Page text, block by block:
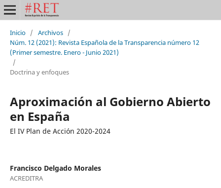
Inicio / Archivos /
Núm. 12 (2021): Revista Española de la Transparencia número 12
(Primer semestre. Enero - Junio 2021)
/
Doctrina y enfoques
Aproximación al Gobierno Abierto
en España
El IV Plan de Acción 2020-2024
Francisco Delgado Morales
ACREDITRA